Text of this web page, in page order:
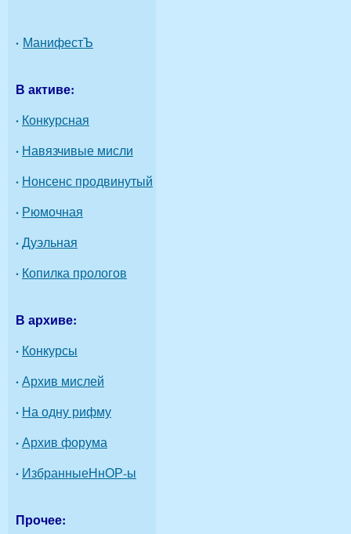
· МанифестЪ
В активе:
· Конкурсная
· Навязчивые мисли
· Нонсенс продвинутый
· Рюмочная
·Дуэльная
· Копилка прологов
В архиве:
· Конкурсы
·Архив мислей
· На одну рифму
·Архив форума
· ИзбранныеНнОР-ы
Прочее: